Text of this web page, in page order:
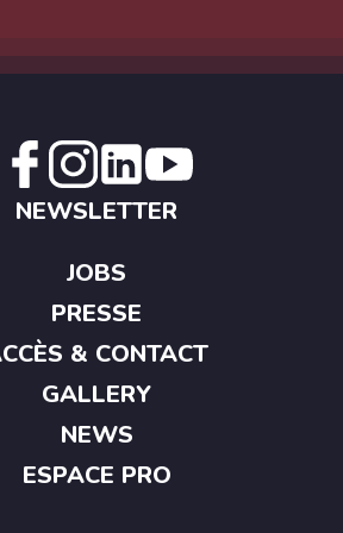
NEWSLETTER
JOBS
PRESSE
& CONTACT
GALLERY
NEWS
ESPACE PRO